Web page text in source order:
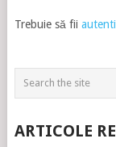
Trebuie să fii
ARTICOLE